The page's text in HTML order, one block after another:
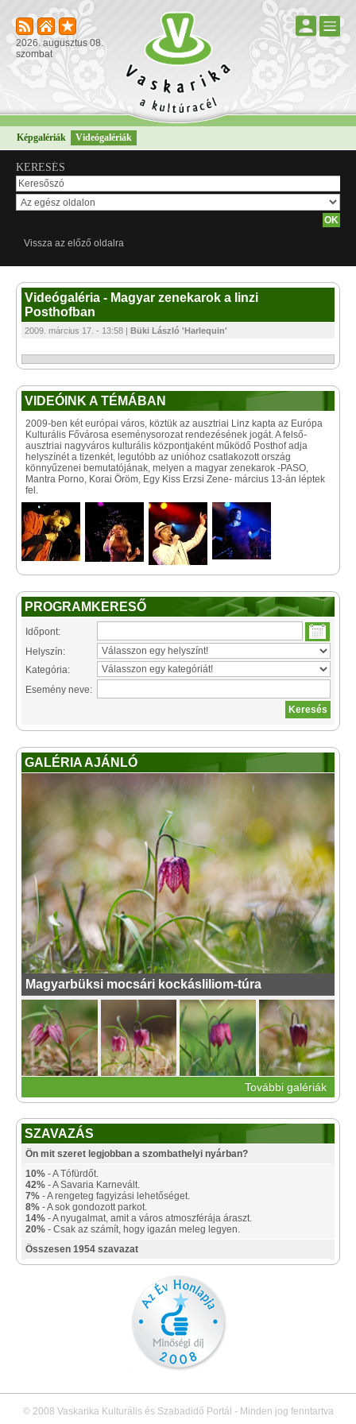
2026. augusztus 08.
szombat
Képgalériák Videógalériák
KERESÉS
Vissza az előző oldalra
Videógaléria - Magyar zenekarok a linzi
Posthofban
2009. március 17. - 13:58 | Büki László 'Harlequin'
VIDEÓINK A TÉMÁBAN
2009-ben két európai város, köztük az ausztriai Linz kapta az Európa
Kulturális Fővárosa eseménysorozat rendezésének jogát. A felső-
ausztriai nagyváros kulturális központjaként működő Posthof adja
helyszínét a tizenkét, legutóbb az unióhoz csatlakozott ország
könnyűzenei bemutatójának, melyen a magyar zenekarok -PASO,
Mantra Porno, Korai Öröm, Egy Kiss Erzsi Zene- március 13-án léptek
fel.
PROGRAMKERESŐ
Időpont:
Helyszín:
Kategória:
Esemény neve:
GALÉRIA AJÁNLÓ
Magyarbüksi mocsári kockásliliom-túra
További galériák
SZAVAZÁS
Ön mit szeret legjobban a szombathelyi nyárban?
10% - A Tófürdőt.
42% - A Savaria Karnevált.
7% - A rengeteg fagyizási lehetőséget.
8% - A sok gondozott parkot.
14% - A nyugalmat, amit a város atmoszférája áraszt.
20% - Csak az számít, hogy igazán meleg legyen.
Összesen 1954 szavazat
© 2008 Vaskarika Kulturális és Szabadidő Portál - Minden jog fenntartva